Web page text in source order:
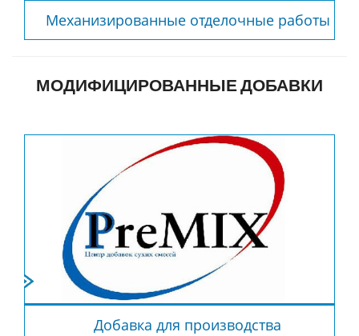
Механизированные отделочные работы
МОДИФИЦИРОВАННЫЕ ДОБАВКИ
Добавка для производства